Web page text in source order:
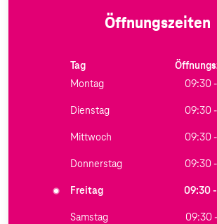
Öffnungszeiten
Tag
Montag
09:30
Dienstag 09:30
Mittwoch 09:30
Donnerstag 09:30
Freitag 09:30
Samstag 09:30